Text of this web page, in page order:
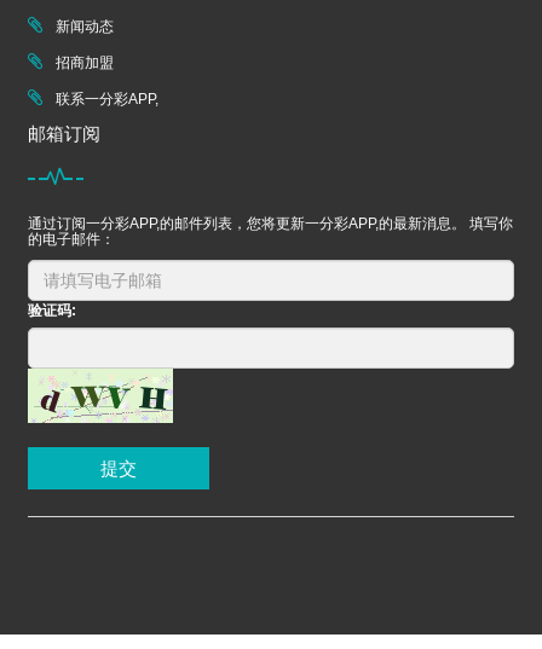
新闻动态
招商加盟
联系一分彩APP,
邮箱订阅
通过订阅一分彩APP,的邮件列表，您将更新一分彩APP,的最新消息。 填写你
的电子邮件：
验证码:
提交